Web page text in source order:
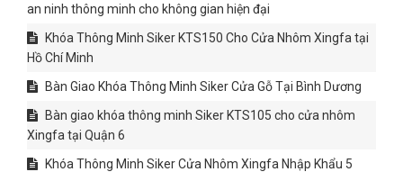
an ninh thông minh cho không gian hiện đại
Khóa Thông Minh Siker KTS150 Cho Cửa Nhôm Xingfa tại
Hồ Chí Minh
Bàn Giao Khóa Thông Minh Siker Cửa Gỗ Tại Bình Dương
Bàn giao khóa thông minh Siker KTS105 cho cửa nhôm
Xingfa tại Quận 6
Khóa Thông Minh Siker Cửa Nhôm Xingfa Nhập Khẩu 5